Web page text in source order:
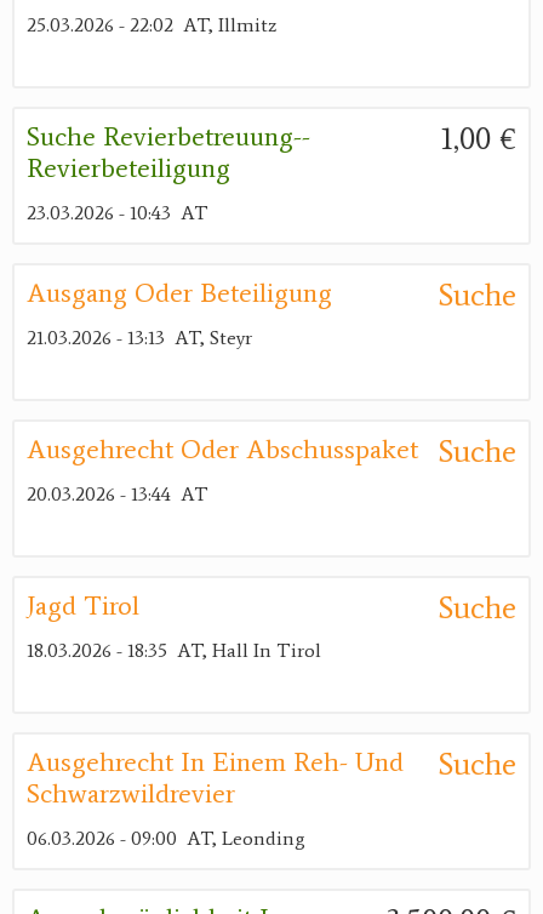
25.03.2026 - 22:02 AT, Illmitz
1,00 €
Suche Revierbetreuung--
Revierbeteiligung
23.03.2026 - 10:43 AT
Suche
Ausgang Oder Beteiligung
21.03.2026 - 13:13 AT, Steyr
Suche
Ausgehrecht Oder Abschusspaket
20.03.2026 - 13:44 AT
Suche
Jagd Tirol
18.03.2026 - 18:35 AT, Hall In Tirol
Suche
Ausgehrecht In Einem Reh- Und
Schwarzwildrevier
06.03.2026 - 09:00 AT, Leonding